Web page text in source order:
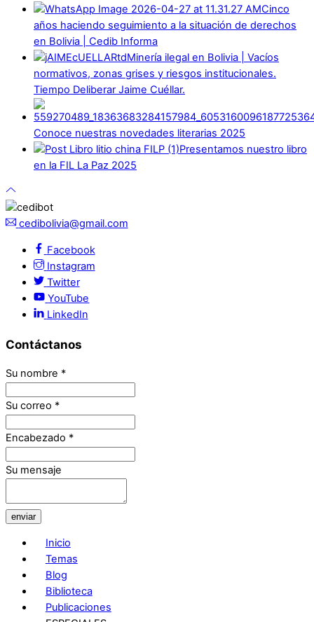
Cinco
años haciendo seguimiento a la situación de derechos
en Bolivia | Cedib Informa
Minería ilegal en Bolivia | Vacíos
normativos, zonas grises y riesgos institucionales.
Tiempo Deliberar Jaime Cuéllar.
Conoce nuestras novedades literarias 2025
Presentamos nuestro libro
en la FIL La Paz 2025
cedibolivia@gmail.com
Facebook
Instagram
Twitter
YouTube
LinkedIn
Contáctanos
Su nombre *
Su correo *
Encabezado *
Su mensaje
enviar
Inicio
Temas
Blog
Biblioteca
Publicaciones